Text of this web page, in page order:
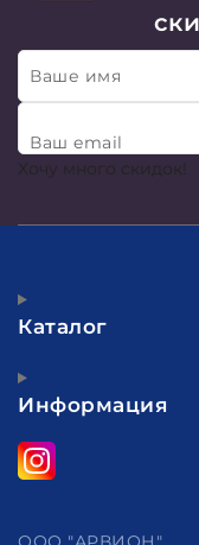
Ваше имя
Ваш email
Хочу много скидок!
Каталог
Информация